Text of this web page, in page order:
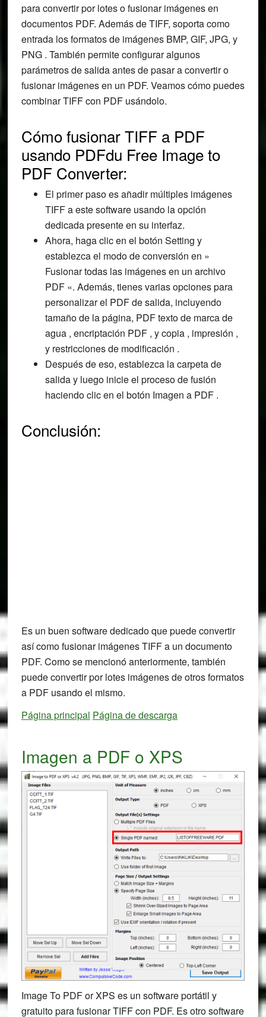
para convertir por lotes o fusionar imágenes en
documentos PDF. Además de TIFF, soporta como
entrada los formatos de imágenes BMP, GIF, JPG, y
PNG . También permite configurar algunos
parámetros de salida antes de pasar a convertir o
fusionar imágenes en un PDF. Veamos cómo puedes
combinar TIFF con PDF usándolo.
Cómo fusionar TIFF a PDF
usando PDFdu Free Image to
PDF Converter:
El primer paso es añadir múltiples imágenes
TIFF a este software usando la opción
dedicada presente en su interfaz.
Ahora, haga clic en el botón Setting y
establezca el modo de conversión en »
Fusionar todas las imágenes en un archivo
PDF «. Además, tienes varias opciones para
personalizar el PDF de salida, incluyendo
tamaño de la página, PDF texto de marca de
agua , encriptación PDF , y copia , impresión ,
y restricciones de modificación .
Después de eso, establezca la carpeta de
salida y luego inicie el proceso de fusión
haciendo clic en el botón Imagen a PDF .
Conclusión:
Es un buen software dedicado que puede convertir
así como fusionar imágenes TIFF a un documento
PDF. Como se mencionó anteriormente, también
puede convertir por lotes imágenes de otros formatos
a PDF usando el mismo.
Página principal Página de descarga
Imagen a PDF o XPS
Image To PDF or XPS es un software portátil y
gratuito para fusionar TIFF con PDF. Es otro software